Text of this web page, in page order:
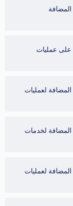
المضافة
على عمليات
لعمليات
المضافة لخدمات
لعمليات